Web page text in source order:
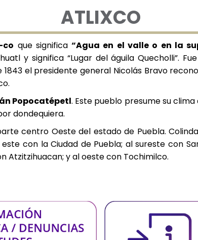
ATLIXCO
que significa“Agua en el valle o en la
y significa “Lugar del águila Quecholli”.
el presidente general Nicolás Bravo
Popocatépetl. Este pueblo presume su
dondequiera.
centro Oeste del estado de Puebla.
con la Ciudad de Puebla; al sureste con
Atzitzihuacan; y al oeste con Tochimilco.